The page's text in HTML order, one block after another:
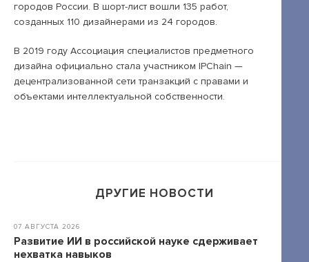
городов России. В шорт-лист вошли 135 работ,
созданных 110 дизайнерами из 24 городов.
В 2019 году Ассоциация специалистов предметного
дизайна официально стала участником IPChain —
децентрализованной сети транзакций с правами и
объектами интеллектуальной собственности.
ДРУГИЕ НОВОСТИ
07 АВГУСТА 2026
Развитие ИИ в российской науке сдерживает
нехватка навыков